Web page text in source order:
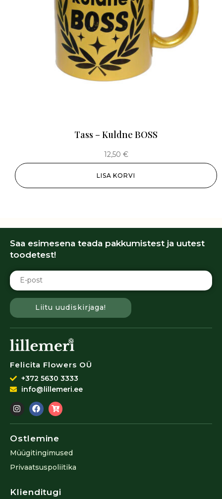
Tass – Kuldne BOSS
12,50 €
LISA KORVI
Saa esimesena teada pakkumistest ja uutest
toodetest!
Liitu uudiskirjaga!
Felicita Flowers OÜ
+372 5630 3333
info@lillemeri.ee
Ostlemine
Müügitingimused
Privaatsuspoliitika
Klienditugi